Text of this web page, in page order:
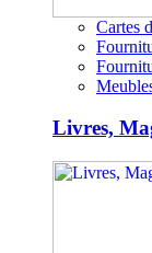
Cartes
Livres,